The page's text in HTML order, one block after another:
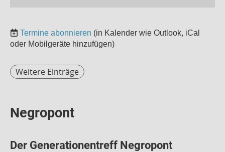
Termine abonnieren (in Kalender wie Outlook, iCal
oder Mobilgeräte hinzufügen)
Weitere Einträge
Negropont
Der Generationentreff Negropont